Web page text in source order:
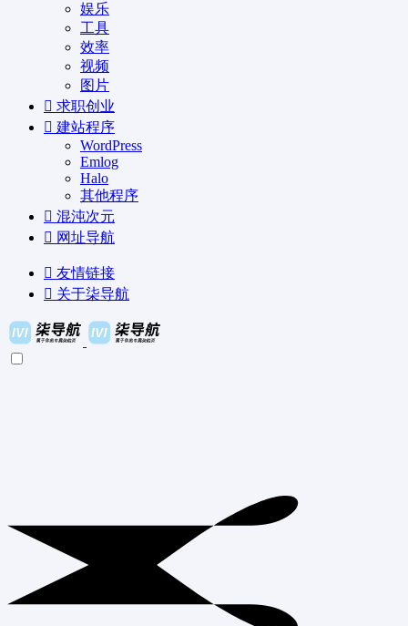
娱乐
工具
效率
视频
图片
求职创业
建站程序
WordPress
Emlog
Halo
其他程序
混沌次元
网址导航
友情链接
关于柒导航